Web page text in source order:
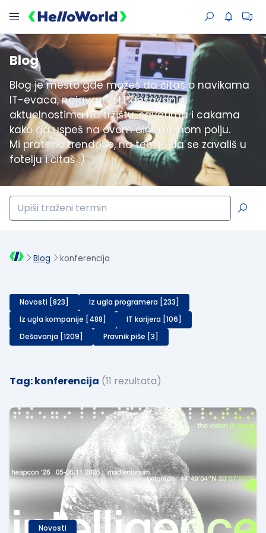
Blog
Blog je mesto gde možeš da čitaš o navikama
IT-evaca, najavama IT dešavanja,
aktuelnostima na tržištu, savetima i cakama
kako da uspeš na ovom dinamičnom polju.
Mi pratimo trendove, na tebi je da se zavališ u
fotelju i čitaš :)
Blog konferencija
Novosti [823]
Iz ugla programera [233]
Iz ugla kompanije [488]
IT karijera [106]
Dešavanja [1209]
Pravnik piše [3]
Tag: konferencija (11 rezultata)
Novosti